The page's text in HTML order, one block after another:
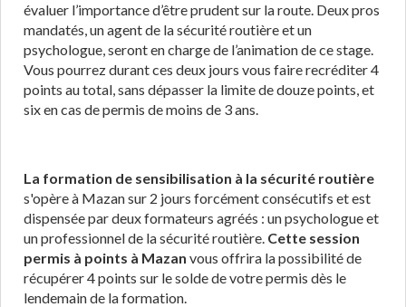
évaluer l’importance d’être prudent sur la route. Deux pros
mandatés, un agent de la sécurité routière et un
psychologue, seront en charge de l’animation de ce stage.
Vous pourrez durant ces deux jours vous faire recréditer 4
points au total, sans dépasser la limite de douze points, et
six en cas de permis de moins de 3 ans.
La formation de sensibilisation à la sécurité routière
s'opère à Mazan sur 2 jours forcément consécutifs et est
dispensée par deux formateurs agréés : un psychologue et
un professionnel de la sécurité routière. Cette session
permis à points à Mazan vous offrira la possibilité de
récupérer 4 points sur le solde de votre permis dès le
lendemain de la formation.